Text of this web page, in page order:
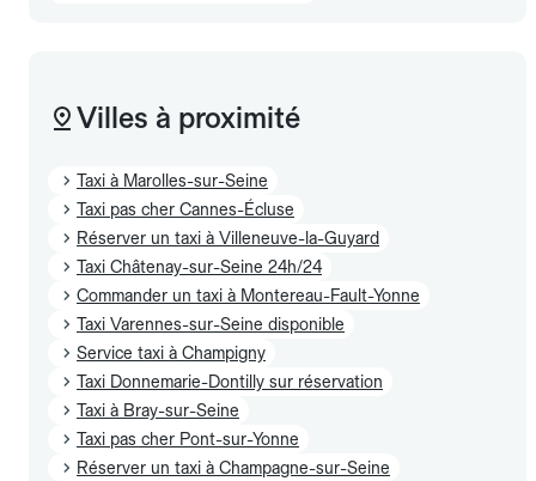
Villes à proximité
Taxi à Marolles-sur-Seine
Taxi pas cher Cannes-Écluse
Réserver un taxi à Villeneuve-la-Guyard
Taxi Châtenay-sur-Seine 24h/24
Commander un taxi à Montereau-Fault-Yonne
Taxi Varennes-sur-Seine disponible
Service taxi à Champigny
Taxi Donnemarie-Dontilly sur réservation
Taxi à Bray-sur-Seine
Taxi pas cher Pont-sur-Yonne
Réserver un taxi à Champagne-sur-Seine